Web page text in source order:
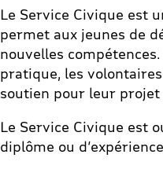
Le Service Civique est
permet aux jeunes de
nouvelles
pratique, les
soutien pour leur projet
Le Service Civique est
diplôme ou